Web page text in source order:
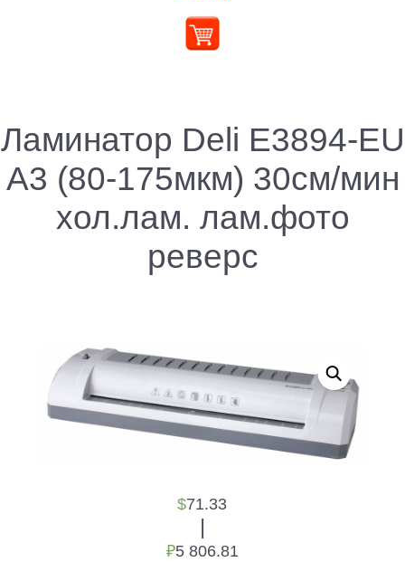
Ламинатор Deli E3894-EU
A3 (80-175мкм) 30см/мин
хол.лам. лам.фото
реверс
$71.33
|
₽5 806.81